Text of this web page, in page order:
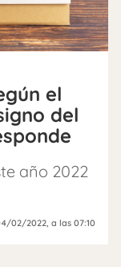
el
del
año 2022
02/2022 , a las 07:10